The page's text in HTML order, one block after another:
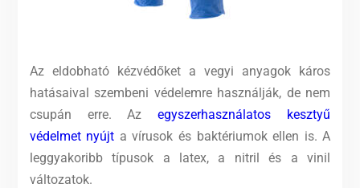
Az eldobható kézvédőket a vegyi anyagok káros
hatásaival szembeni védelemre használják, de nem
csupán erre. Azegyszerhasználatos kesztyű
védelmet nyújt a vírusok és baktériumok ellen is. A
leggyakoribb típusok a latex, a nitril és a vinil
változatok.